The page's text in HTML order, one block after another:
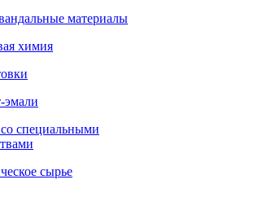
материалы
химия
эмали
специальными
сырье